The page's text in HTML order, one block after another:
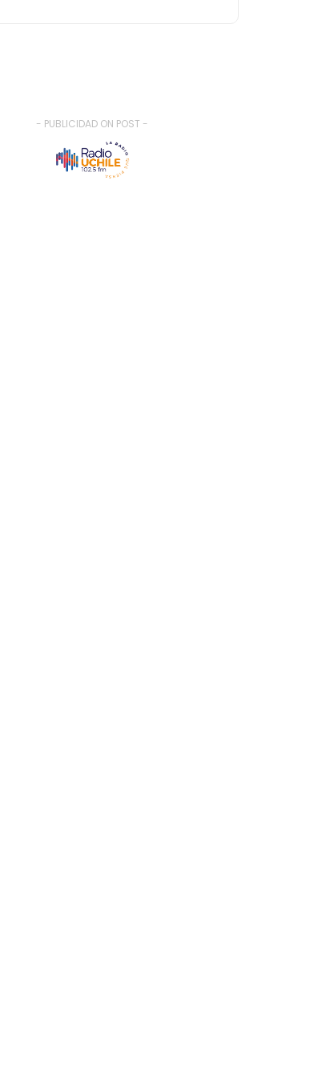
- PUBLICIDAD ON POST -